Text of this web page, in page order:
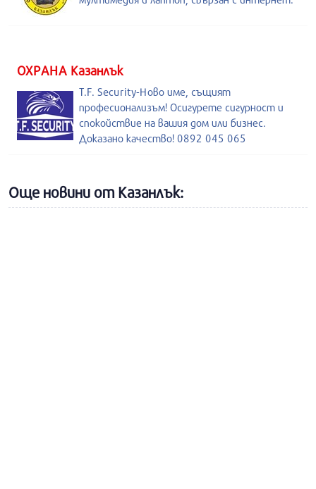
ОХРАНА Казанлък
T.F. Security-Ново име, същият
професионализъм! Осигурете сигурност и
спокойствие на вашия дом или бизнес.
Доказано качество! 0892 045 065
Още новини от Казанлък: